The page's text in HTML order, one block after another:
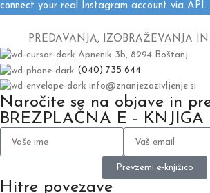
connect your real Instagram account via API.
PREDAVANJA, IZOBRAŽEVANJA
Apnenik 3b, 8294 Boštanj
(040) 735 644
info@znanjezazivljenje.si
Naročite se na objave in
BREZPLAČNA E - KNJIGA
Prevzemi e-knjižico
Hitre povezave